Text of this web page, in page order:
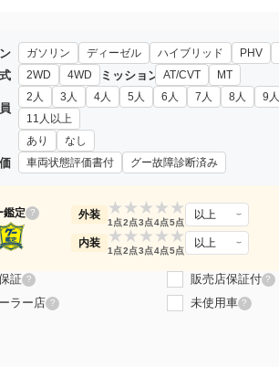
ガソリン ディーゼル ハイブリッド PHV
2WD 4WD ミッション AT/CVT MT
2人 3人 4人 5人 6人 7人 8人 9人
11人以上
あり なし
車両状態評価書付 グー故障診断済み
鑑定 ? 外装 ★
1点
★
2点
★
3点
★
4点
★
5点
以上
内装 ★
1点
★
2点
★
3点
★
4点
★
5点
以上
証 ? 販売店保証付 ?
ラー店 ? 未使用車 ?